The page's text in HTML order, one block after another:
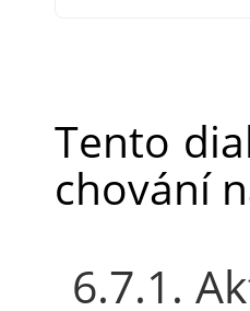
Tento
chování
6.7.1.